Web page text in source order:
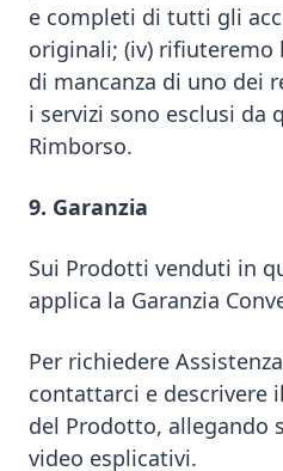
e completi di tutti gli
originali; (iv) rifiuteremo
di mancanza di uno dei
i servizi sono esclusi da
Rimborso.
9. Garanzia
Sui Prodotti venduti in
applica la Garanzia
Per richiedere
contattarci e descrivere
del Prodotto, allegando
video esplicativi.